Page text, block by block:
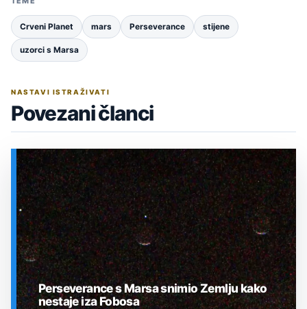
Crveni Planet mars Perseverance stijene
uzorci s Marsa
NASTAVI ISTRAŽIVATI
Povezani članci
Perseverance s Marsa snimio Zemlju kako
nestaje iza Fobosa